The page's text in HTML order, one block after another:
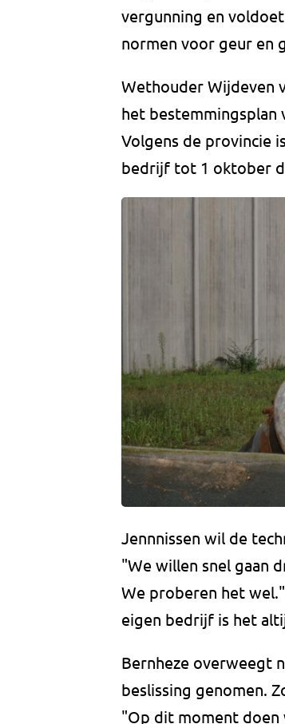
vergunning en
normen voor geur en
Wethouder Wijdeven
het
Volgens de provincie
bedrijf tot 1 oktober
Jennnissen wil de
"We willen snel gaan
We proberen het
eigen bedrijf is het
Bernheze overweegt
beslissing genomen.
"Op dit moment doen